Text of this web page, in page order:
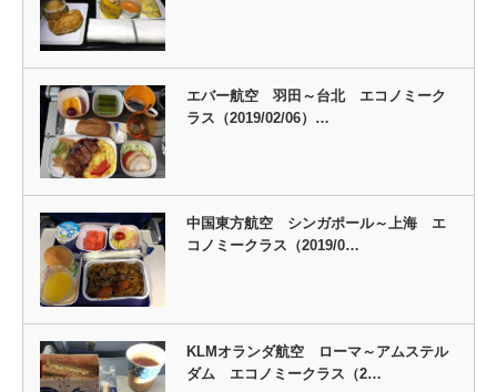
エバー航空 羽田～台北 エコノミーク
ラス（2019/02/06）…
中国東方航空 シンガポール～上海 エ
コノミークラス（2019/0…
KLMオランダ航空 ローマ～アムステル
ダム エコノミークラス（2…